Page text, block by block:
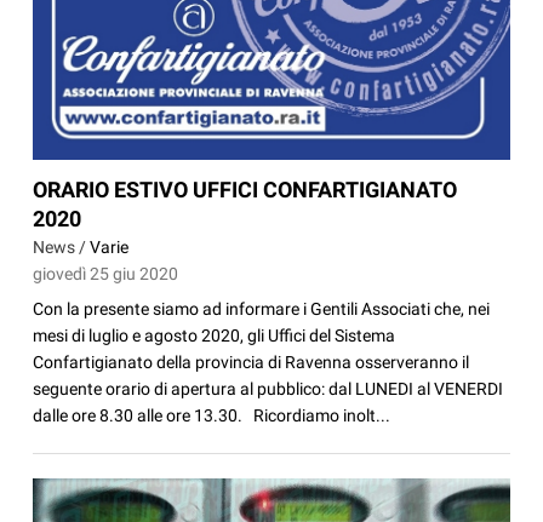
ORARIO ESTIVO UFFICI CONFARTIGIANATO
2020
News /Varie
giovedì 25 giu 2020
Con la presente siamo ad informare i Gentili Associati che, nei
mesi di luglio e agosto 2020, gli Uffici del Sistema
Confartigianato della provincia di Ravenna osserveranno il
seguente orario di apertura al pubblico: dal LUNEDI al VENERDI
dalle ore 8.30 alle ore 13.30. Ricordiamo inolt...